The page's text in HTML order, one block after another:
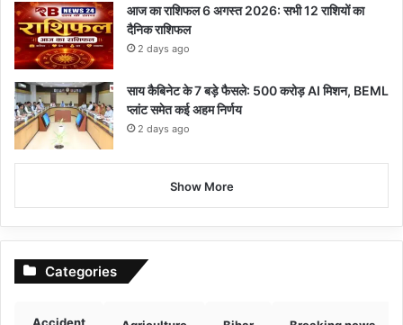
आज का राशिफल 6 अगस्त 2026: सभी 12 राशियों का
दैनिक राशिफल
2 days ago
साय कैबिनेट के 7 बड़े फैसले: 500 करोड़ AI मिशन, BEML
प्लांट समेत कई अहम निर्णय
2 days ago
Show More
Categories
Accident